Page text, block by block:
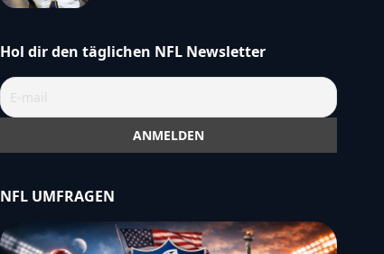
Hol dir den täglichen NFL Newsletter
NFL UMFRAGEN